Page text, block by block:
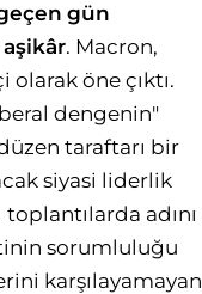
gün
aşikâr. Macron,
öne çıktı.
dengenin"
taraftarı bir
siyasi liderlik
adını
sorumluluğu
karşılayamayan